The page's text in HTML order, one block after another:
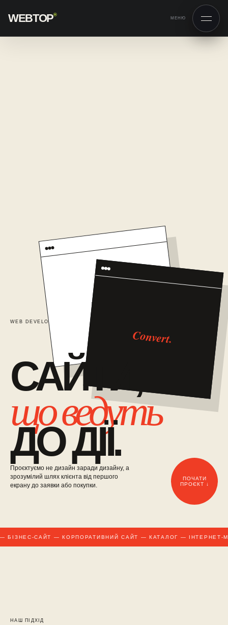
WEBTOP®
МЕНЮ
WEB DEVELOPMENT / 01
САЙТИ,
що ведуть
ДО ДІЇ.
TRUST
Convert.
Проєктуємо не дизайн заради дизайну, а
зрозумілий шлях клієнта від першого
екрану до заявки або покупки.
ПОЧАТИ
ПРОЄКТ ↓
БІЗНЕС-САЙТ — КОРПОРАТИВНИЙ САЙТ — КАТАЛОГ — ІНТЕРНЕТ-
НАШ ПІДХІД